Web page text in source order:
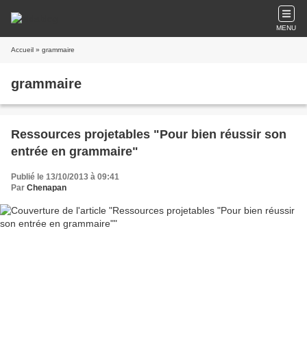
MENU
Accueil » grammaire
grammaire
Ressources projetables "Pour bien réussir son
entrée en grammaire"
Publié le 13/10/2013 à 09:41
Par Chenapan